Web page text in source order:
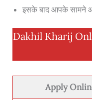
इसके बाद आपके सामने
Dakhil Kharij
Apply